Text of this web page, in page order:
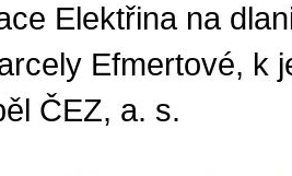
Elektřina na
Efmertové, k
ČEZ, a. s.